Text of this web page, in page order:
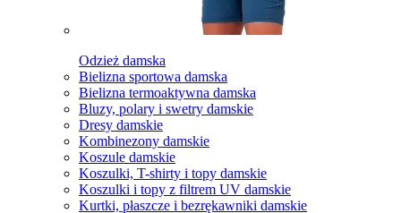
Odzież damska
Bielizna sportowa damska
Bielizna termoaktywna damska
Bluzy, polary i swetry damskie
Dresy damskie
Kombinezony damskie
Koszule damskie
Koszulki, T-shirty i topy damskie
Koszulki i topy z filtrem UV damskie
Kurtki, płaszcze i bezrękawniki damskie